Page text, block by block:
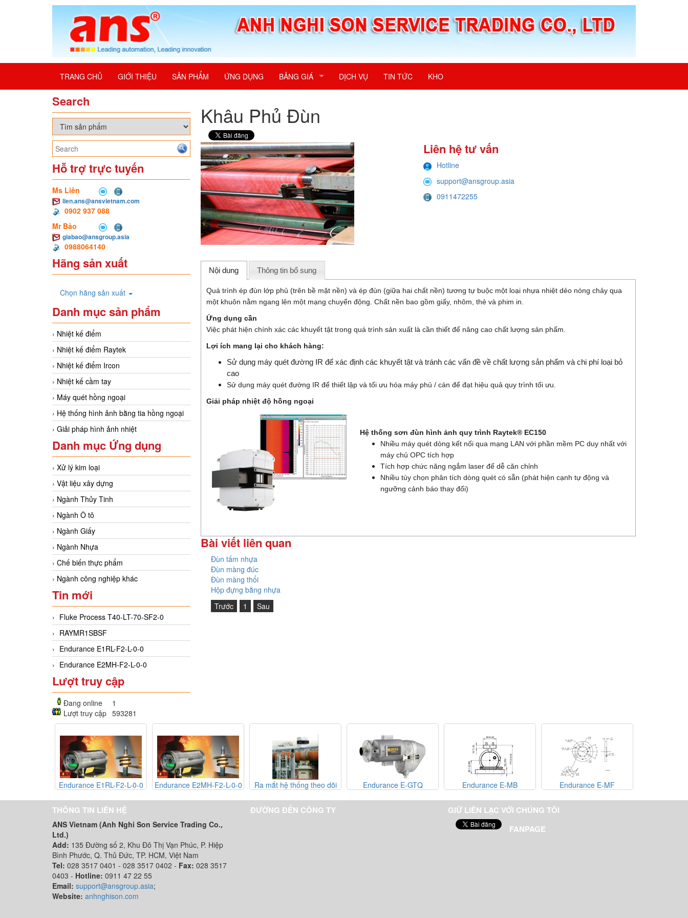
TRANG CHỦ GIỚI THIỆU SẢN PHẨM ỨNG DỤNG BẢNG GIÁ DỊCH VỤ TIN TỨC KHO
Search
Hỗ trợ trực tuyến
Ms Liên
lien.ans@ansvietnam.com
0902 937 088
Mr Bảo
giabao@ansgroup.asia
0988064140
Hãng sản xuất
Chọn hãng sản xuất
Danh mục sản phẩm
Nhiệt kế điểm
Nhiệt kế điểm Raytek
Nhiệt kế điểm Ircon
Nhiệt kế cầm tay
Máy quét hồng ngoại
Hệ thống hình ảnh bằng tia hồng ngoại
Giải pháp hình ảnh nhiệt
Danh mục Ứng dụng
Xử lý kim loại
Vật liệu xây dựng
Ngành Thủy Tinh
Ngành Ô tô
Ngành Giấy
Ngành Nhựa
Chế biến thực phẩm
Ngành công nghiệp khác
Tin mới
Fluke Process T40-LT-70-SF2-0
RAYMR1SBSF
Endurance E1RL-F2-L-0-0
Endurance E2MH-F2-L-0-0
Lượt truy cập
Đang online
1
Lượt truy cập 593281
Khâu Phủ Đùn
Liên hệ tư vấn
Hotline
support@ansgroup.asia
0911472255
Nội dung Thông tin bổ sung
Quá trình ép đùn lớp phủ (trên bề mặt nền) và ép đùn (giữa hai chất nền) tương tự buộc một loại nhựa nhiệt dẻo nóng chảy qua
một khuôn nằm ngang lên một mạng chuyển động. Chất nền bao gồm giấy, nhôm, thẻ và phim in.
Ứng dụng cần
Việc phát hiện chính xác các khuyết tật trong quá trình sản xuất là cần thiết để nâng cao chất lượng sản phẩm.
Lợi ích mang lại cho khách hàng:
Sử dụng máy quét đường IR để xác định các khuyết tật và tránh các vấn đề về chất lượng sản phẩm và chi phí loại bỏ
cao
Sử dụng máy quét đường IR để thiết lập và tối ưu hóa máy phủ / cán để đạt hiệu quả quy trình tối ưu.
Giải pháp nhiệt độ hồng ngoại
Hệ thống sơn đùn hình ảnh quy trình Raytek® EC150
Nhiều máy quét dòng kết nối qua mạng LAN với phần mềm PC duy nhất với
máy chủ OPC tích hợp
Tích hợp chức năng ngắm laser để dễ căn chỉnh
Nhiều tùy chọn phân tích dòng quét có sẵn (phát hiện cạnh tự động và
ngưỡng cảnh báo thay đổi)
Bài viết liên quan
Đùn tấm nhựa
Đùn màng đúc
Đùn màng thổi
Hộp đựng bằng nhựa
Trước
1 Sau
Endurance E1RL-F2-L-0-0 Endurance E2MH-F2-L-0-0
Ra mắt hệ thống theo dõi
CS400
Endurance E-GTQ Endurance E-MB Endurance E-MF
THÔNG TIN LIÊN HỆ
ANS Vietnam (Anh Nghi Son Service Trading Co.,
Ltd.)
Add: 135 Đường số 2, Khu Đô Thị Vạn Phúc, P. Hiệp
Bình Phước, Q. Thủ Đức, TP. HCM, Việt Nam
Tel: 028 3517 0401 - 028 3517 0402 - Fax: 028 3517
0403 - Hotline: 0911 47 22 55
Email: support@ansgroup.asia;
Website: anhnghison.com
ĐƯỜNG ĐẾN CÔNG TY
GIỮ LIÊN LẠC VỚI CHÚNG TÔI
FANPAGE